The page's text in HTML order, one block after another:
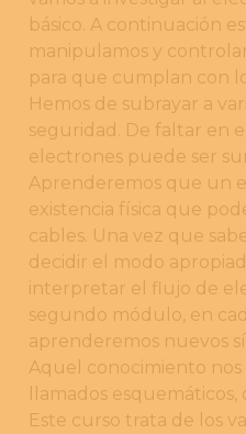
básico. A continuación
manipulamos y
para que cumplan con
Hemos de subrayar a
seguridad. De faltar en
electrones puede ser
Aprenderemos que un
existencia física que
cables. Una vez que
decidir el modo
interpretar el flujo de
segundo módulo, en
aprenderemos nuevos
Aquel conocimiento
llamados
Este curso trata de los